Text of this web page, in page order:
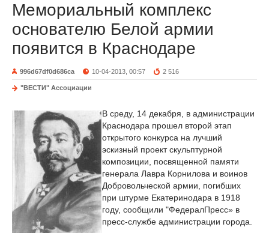
Мемориальный комплекс
основателю Белой армии
появится в Краснодаре
996d67df0d686ca 10-04-2013, 00:57 2 516
"ВЕСТИ" Ассоциации
В среду, 14 декабря, в администрации
Краснодара прошел второй этап
открытого конкурса на лучший
эскизный проект скульптурной
композиции, посвященной памяти
генерала Лавра Корнилова и воинов
Добровольческой армии, погибших
при штурме Екатеринодара в 1918
году, сообщили "ФедералПресс» в
пресс-службе администрации города.